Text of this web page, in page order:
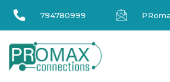
794780999